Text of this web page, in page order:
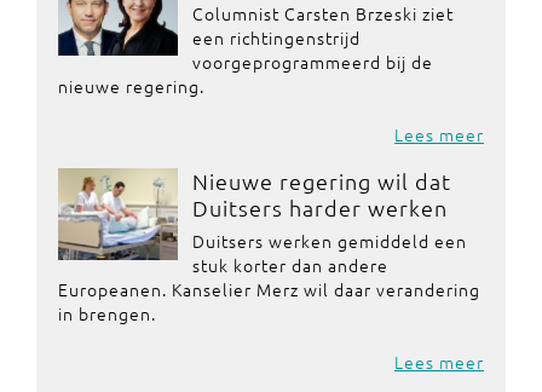
Columnist Carsten Brzeski ziet
een richtingenstrijd
voorgeprogrammeerd bij de
nieuwe regering.
Lees meer
Nieuwe regering wil dat
Duitsers harder werken
Duitsers werken gemiddeld een
stuk korter dan andere
Europeanen. Kanselier Merz wil daar verandering
in brengen.
Lees meer